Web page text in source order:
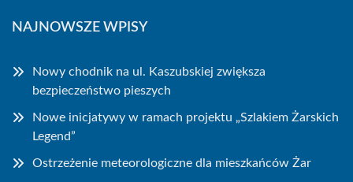
NAJNOWSZE WPISY
Nowy chodnik na ul. Kaszubskiej zwiększa
bezpieczeństwo pieszych
Nowe inicjatywy w ramach projektu „Szlakiem Żarskich
Legend”
Ostrzeżenie meteorologiczne dla mieszkańców Żar